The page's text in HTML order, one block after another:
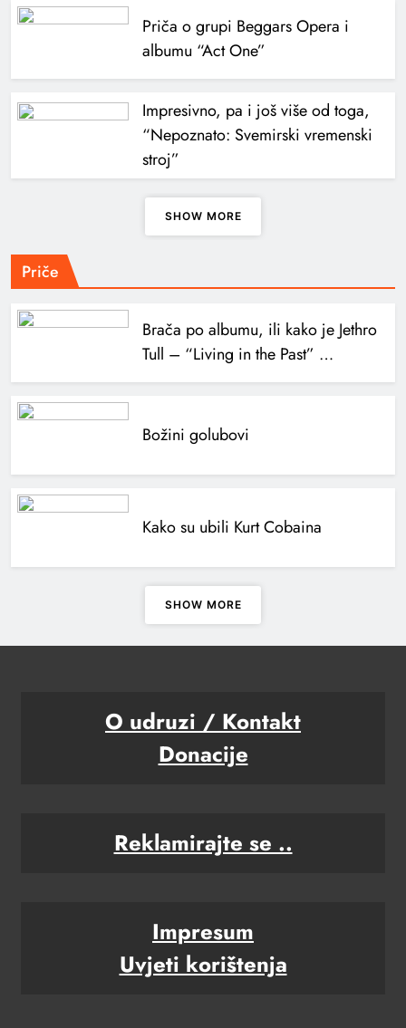
Priča o grupi Beggars Opera i
albumu “Act One”
Impresivno, pa i još više od toga,
“Nepoznato: Svemirski vremenski
stroj”
SHOW MORE
Priče
Brača po albumu, ili kako je Jethro
Tull – “Living in the Past” …
Božini golubovi
Kako su ubili Kurt Cobaina
SHOW MORE
O udruzi / Kontakt
Donacije
Reklamirajte se ..
Impresum
Uvjeti korištenja